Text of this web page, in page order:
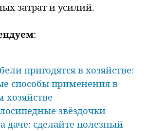
затрат и усилий.
:
пригодятся в хозяйстве:
способы применения в
звёздочки
даче: сделайте полезный